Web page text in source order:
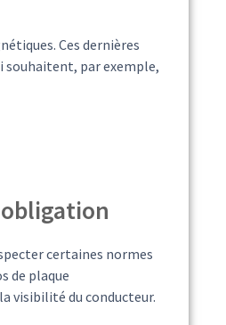
Ces dernières
souhaitent, par exemple,
certaines normes
de plaque
visibilité du conducteur.